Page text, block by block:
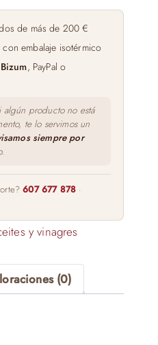
de más de 200 €
con embalaje isotérmico
Bizum, PayPal o
algún producto no está
te lo servimos un
siempre por
607 677 878 ·
y vinagres
(0)